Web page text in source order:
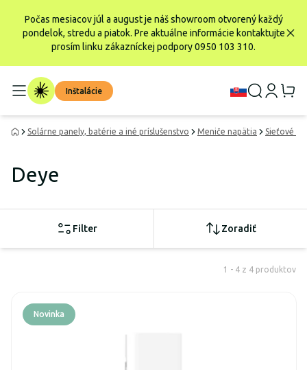
Počas mesiacov júl a august je náš showroom otvorený každý
pondelok, stredu a piatok. Pre aktuálne informácie kontaktujte
prosím linku zákazníckej podpory 0950 103 310.
Inštalácie
Solárne panely, batérie a iné príslušenstvo Meniče napätia Sieťové
Deye
Filter Zoradiť
1 - 4 z 4 produktov
Novinka